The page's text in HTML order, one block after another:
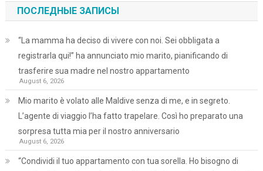
ПОСЛЕДНЫЕ ЗАПИСЫ
“La mamma ha deciso di vivere con noi. Sei obbligata a
registrarla qui!” ha annunciato mio marito, pianificando di
trasferire sua madre nel nostro appartamento
August 6, 2026
Mio marito è volato alle Maldive senza di me, e in segreto.
L’agente di viaggio l’ha fatto trapelare. Così ho preparato una
sorpresa tutta mia per il nostro anniversario
August 6, 2026
“Condividi il tuo appartamento con tua sorella. Ho bisogno di